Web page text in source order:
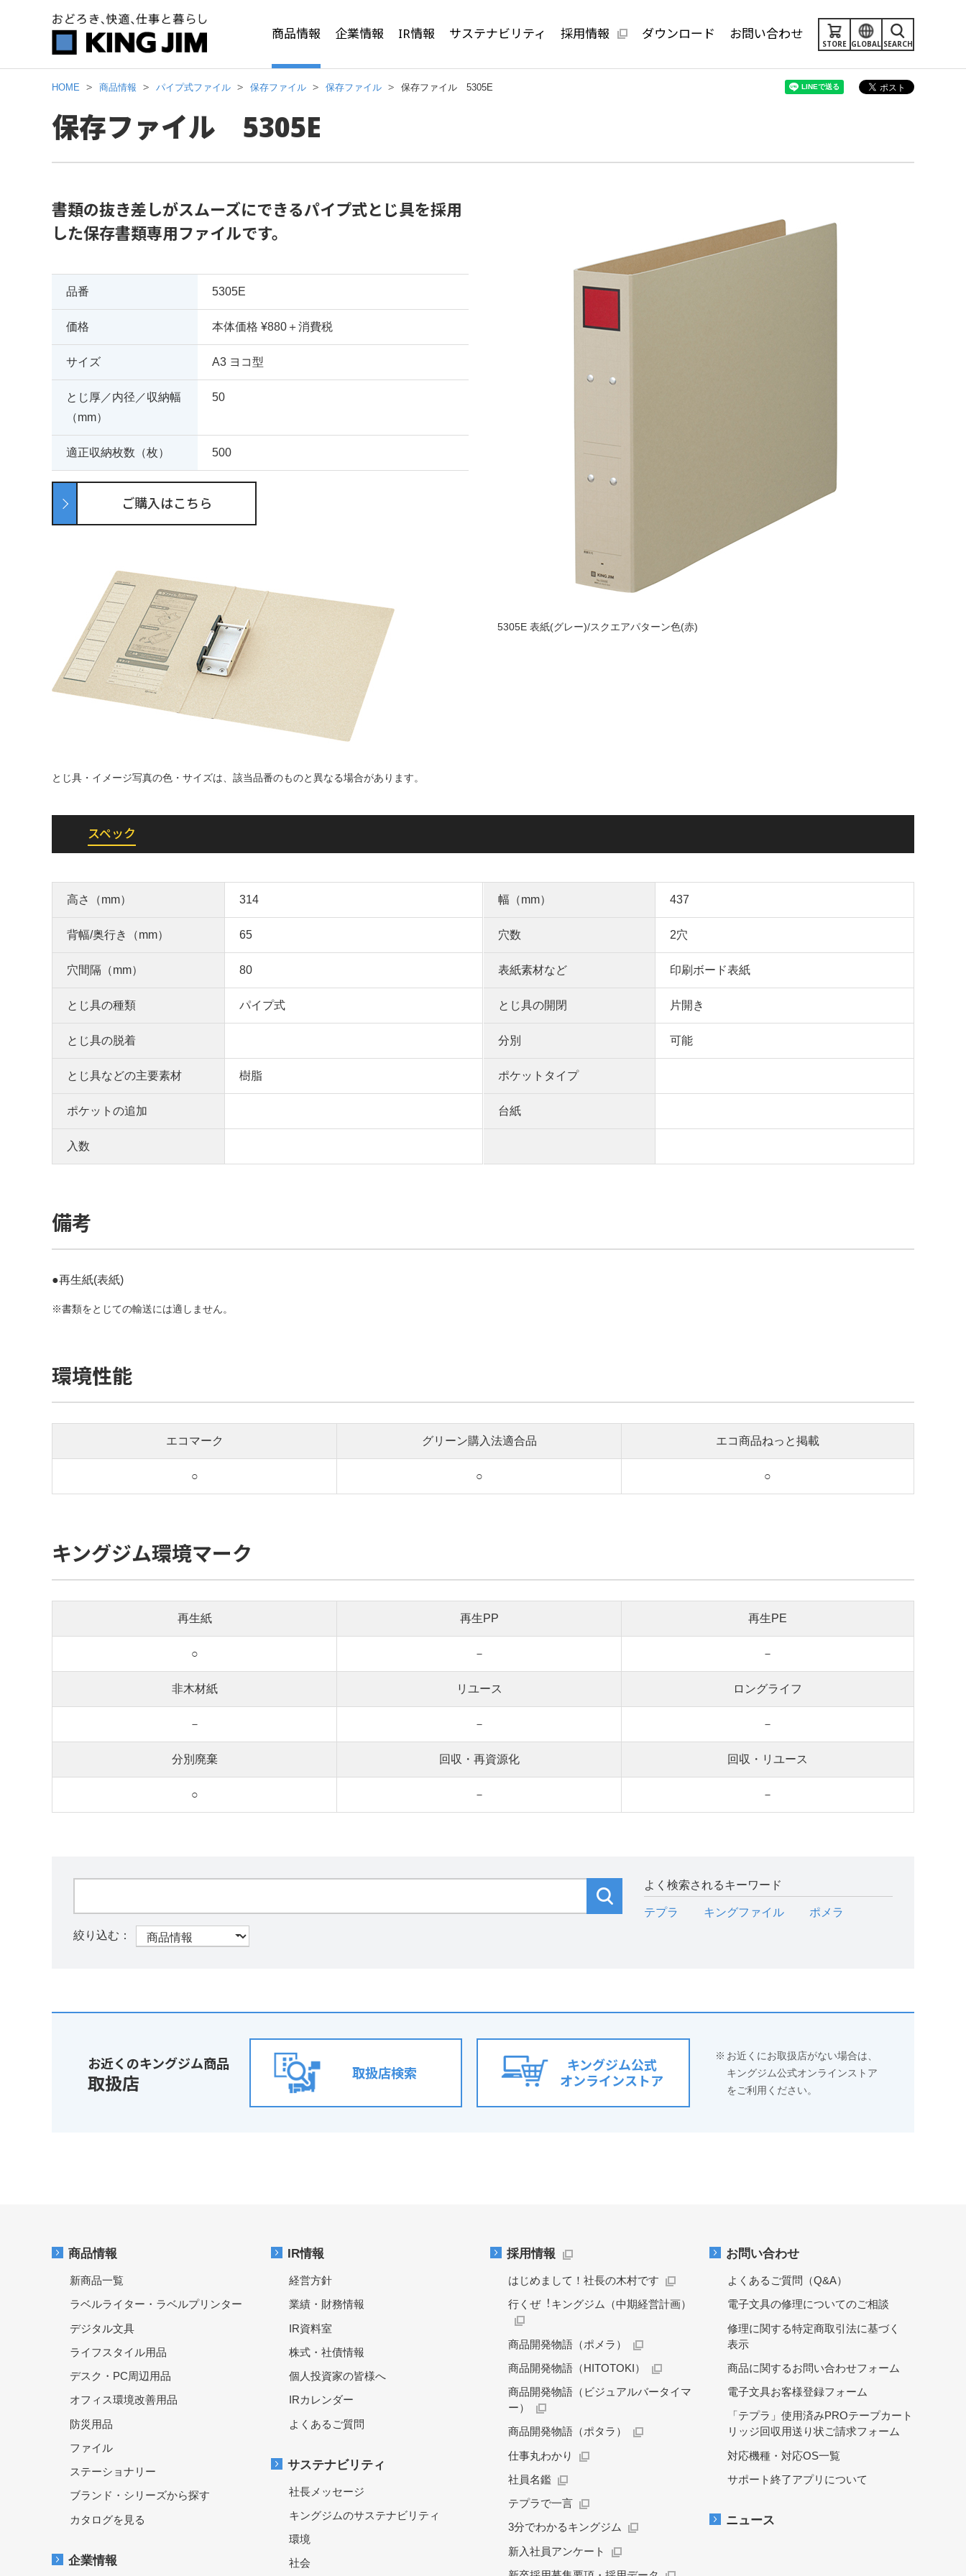
SEARCH
GLOBAL
STORE
商品情報 企業情報 IR情報 サステナビリティ 採用情報 ダウンロード お問い合わせ
HOME 商品情報 パイプ式ファイル 保存ファイル 保存ファイル 保存ファイル 5305E
保存ファイル 5305E
5305E 表紙(グレー)/スクエアパターン色(赤)
書類の抜き差しがスムーズにできるパイプ式とじ具を採用
した保存書類専用ファイルです。
品番 5305E
価格 本体価格 ¥880＋消費税
サイズ A3 ヨコ型
とじ厚／内径／収納幅
（mm）
50
適正収納枚数（枚） 500
ご購入はこちら
とじ具・イメージ写真の色・サイズは、該当品番のものと異なる場合があります。
スペック
高さ（mm） 314 幅（mm） 437
背幅/奥行き（mm） 65 穴数 2穴
穴間隔（mm） 80 表紙素材など 印刷ボード表紙
とじ具の種類 パイプ式 とじ具の開閉 片開き
とじ具の脱着 分別 可能
とじ具などの主要素材 樹脂 ポケットタイプ
ポケットの追加 台紙
入数
備考
●再生紙(表紙)
※書類をとじての輸送には適しません。
環境性能
エコマーク グリーン購入法適合品 エコ商品ねっと掲載
○ ○ ○
キングジム環境マーク
再生紙 再生PP 再生PE
○ － －
非木材紙 リユース ロングライフ
－ － －
分別廃棄 回収・再資源化 回収・リユース
○ － －
よく検索されるキーワード
テプラ キングファイル ポメラ
お近くのキングジム商品
取扱店 取扱店検索
キングジム公式
オンラインストア
※ お近くにお取扱店がない場合は、
キングジム公式オンラインストア
をご利用ください。
商品情報
新商品一覧
ラベルライター・ラベルプリンター
デジタル文具
ライフスタイル用品
デスク・PC周辺用品
オフィス環境改善用品
防災用品
ファイル
ステーショナリー
ブランド・シリーズから探す
カタログを見る
企業情報
IR情報
経営方針
業績・財務情報
IR資料室
株式・社債情報
個人投資家の皆様へ
IRカレンダー
よくあるご質問
サステナビリティ
社長メッセージ
キングジムのサステナビリティ
環境
社会
採用情報
はじめまして！社長の木村です
行くぜ︕キングジム（中期経営計画）
商品開発物語（ポメラ）
商品開発物語（HITOTOKI）
商品開発物語（ビジュアルバータイマ
ー）
商品開発物語（ポタラ）
仕事丸わかり
社員名鑑
テプラで一言
3分でわかるキングジム
新入社員アンケート
お問い合わせ
よくあるご質問（Q&A）
電子文具の修理についてのご相談
修理に関する特定商取引法に基づく
表示
商品に関するお問い合わせフォーム
電子文具お客様登録フォーム
「テプラ」使用済みPROテープカート
リッジ回収用送り状ご請求フォーム
対応機種・対応OS一覧
サポート終了アプリについて
ニュース